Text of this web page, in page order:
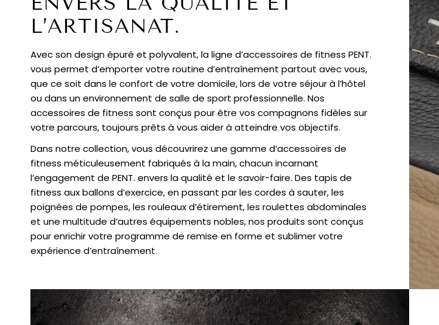
L’ARTISANAT.
Avec son design épuré et polyvalent, la ligne d’accessoires de fitness PENT.
vous permet d’emporter votre routine d’entraînement partout avec vous,
que ce soit dans le confort de votre domicile, lors de votre séjour à l’hôtel
ou dans un environnement de salle de sport professionnelle. Nos
accessoires de fitness sont conçus pour être vos compagnons fidèles sur
votre parcours, toujours prêts à vous aider à atteindre vos objectifs.
Dans notre collection, vous découvrirez une gamme d’accessoires de
fitness méticuleusement fabriqués à la main, chacun incarnant
l’engagement de PENT. envers la qualité et le savoir-faire. Des tapis de
fitness aux ballons d’exercice, en passant par les cordes à sauter, les
poignées de pompes, les rouleaux d’étirement, les roulettes abdominales
et une multitude d’autres équipements nobles, nos produits sont conçus
pour enrichir votre programme de remise en forme et sublimer votre
expérience d’entraînement.